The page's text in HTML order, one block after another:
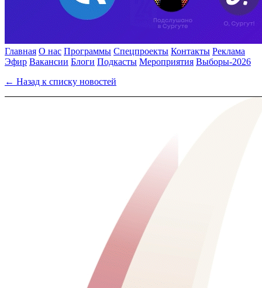
Главная О нас Программы Спецпроекты Контакты Реклама
Эфир Вакансии Блоги Подкасты Мероприятия Выборы-2026
← Назад к списку новостей